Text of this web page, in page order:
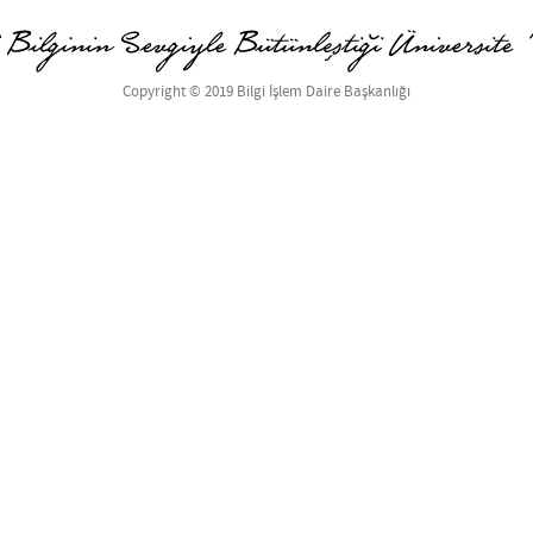
Copyright © 2019 Bilgi İşlem Daire Başkanlığı